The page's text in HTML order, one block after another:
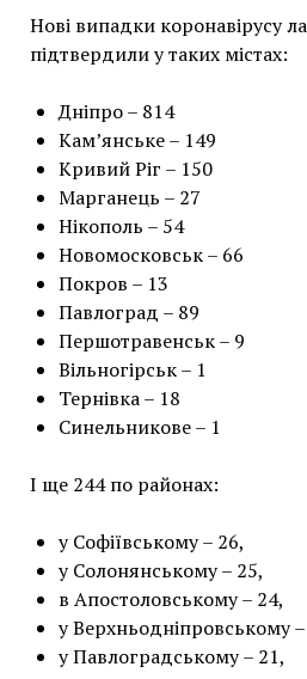
Нові випадки коронавірусу
підтвердили у таких містах:
Дніпро – 814
Кам’янське – 149
Кривий Ріг – 150
Марганець – 27
Нікополь – 54
Новомосковськ – 66
Покров – 13
Павлоград – 89
Першотравенськ – 9
Вільногірськ – 1
Тернівка – 18
Синельникове – 1
І ще 244 по районах:
у Софіївському – 26,
у Солонянському – 25,
в Апостоловському – 24,
у Верхньодніпровському
у Павлоградському – 21,